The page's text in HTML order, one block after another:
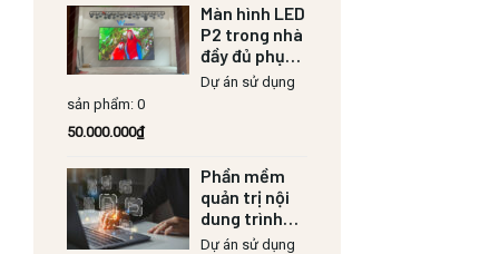
Màn hình LED
P2 trong nhà
đầy đủ phụ
kiện
Dự án sử dụng
sản phẩm: 0
50.000.000₫
Phần mềm
quản trị nội
dung trình
chiếu
Dự án sử dụng